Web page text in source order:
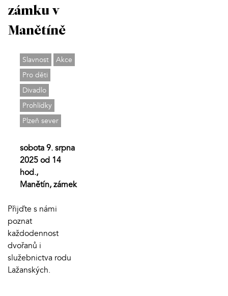
zámku v
Manětíně
Slavnost
Akce
Pro děti
Divadlo
Prohlídky
Plzeň sever
sobota 9. srpna
2025 od 14
hod.,
Manětín, zámek
Přijďte s námi
poznat
každodennost
dvořanů i
služebnictva rodu
Lažanských.